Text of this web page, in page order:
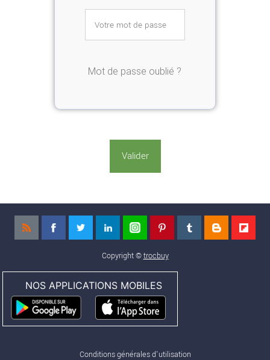
Mot de passe oublié ?
Copyright ©trocbuy
NOS APPLICATIONS MOBILES
Conditions générales d'utilisation